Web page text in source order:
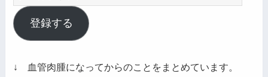
ー
ル
ア
レ
登録する
↓ 血管肉腫になってからのことをまとめています。